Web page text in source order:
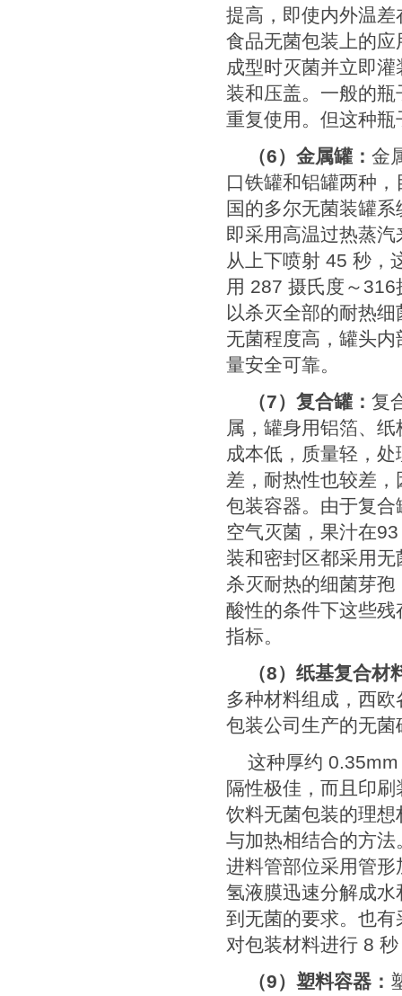
提高，即使内外温差
食品无菌包装上的
成型时灭菌并立即
装和压盖。一般的
重复使用。但这种
（6）金属罐： 金
口铁罐和铝罐两种
国的多尔无菌装罐
即采用高温过热蒸
从上下喷射 45 秒，
用 287 摄氏度～ 316
以杀灭全部的耐热
无菌程度高，罐头
量安全可靠。
（7）复合罐： 复
属，罐身用铝箔、
成本低，质量轻，
差，耐热性也较差
包装容器。由于复
空气灭菌，果汁在
装和密封区都采用
杀灭耐热的细菌芽
酸性的条件下这些
指标。
（8）纸基复合材
多种材料组成，西
包装公司生产的无
这种厚约
隔性极佳，而且印
饮料无菌包装的理
与加热相结合的方
进料管部位采用管
氢液膜迅速分解成
到无菌的要求。也
对包装材料进行 8
（9）塑料容器：